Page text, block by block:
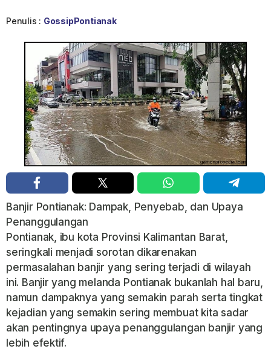
Penulis : GossipPontianak
Banjir Pontianak: Dampak, Penyebab, dan Upaya
Penanggulangan
Pontianak, ibu kota Provinsi Kalimantan Barat,
seringkali menjadi sorotan dikarenakan
permasalahan banjir yang sering terjadi di wilayah
ini. Banjir yang melanda Pontianak bukanlah hal baru,
namun dampaknya yang semakin parah serta tingkat
kejadian yang semakin sering membuat kita sadar
akan pentingnya upaya penanggulangan banjir yang
lebih efektif.